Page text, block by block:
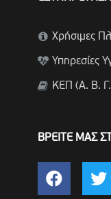
Χρήσιμες
Υπηρεσίες
ΚΕΠ (Α. Β.
ΒΡΕΙΤΕ ΜΑΣ